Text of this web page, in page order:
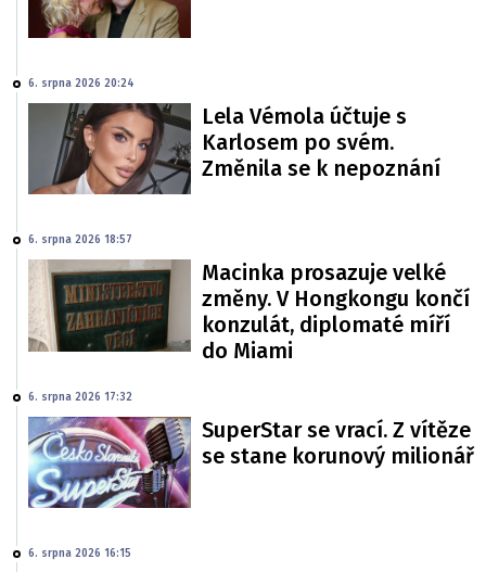
6. srpna 2026 20:24
Lela Vémola účtuje s
Karlosem po svém.
Změnila se k nepoznání
6. srpna 2026 18:57
Macinka prosazuje velké
změny. V Hongkongu končí
konzulát, diplomaté míří
do Miami
6. srpna 2026 17:32
SuperStar se vrací. Z vítěze
se stane korunový milionář
6. srpna 2026 16:15